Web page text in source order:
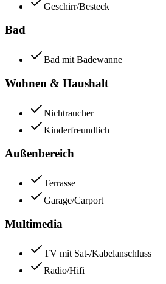
Geschirr/Besteck
Bad
Bad mit Badewanne
Wohnen & Haushalt
Nichtraucher
Kinderfreundlich
Außenbereich
Terrasse
Garage/Carport
Multimedia
TV mit Sat-/Kabelanschluss
Radio/Hifi